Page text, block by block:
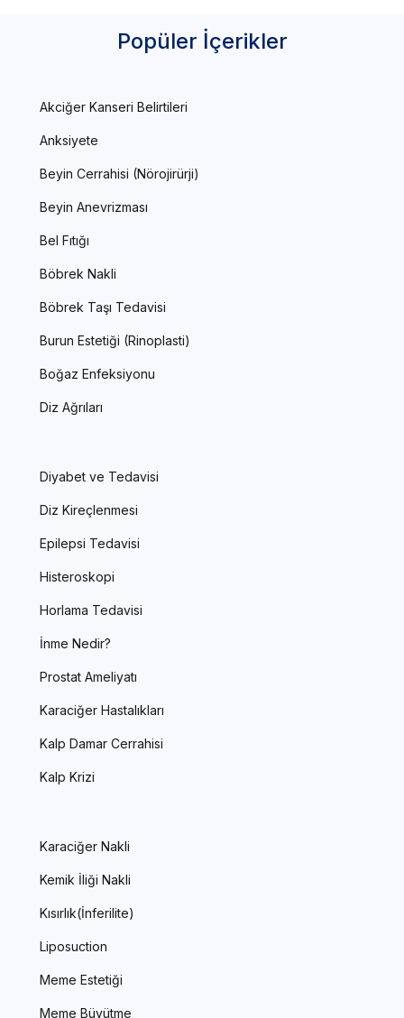
Popüler İçerikler
Akciğer Kanseri Belirtileri
Anksiyete
Beyin Cerrahisi (Nörojirürji)
Beyin Anevrizması
Bel Fıtığı
Böbrek Nakli
Böbrek Taşı Tedavisi
Burun Estetiği (Rinoplasti)
Boğaz Enfeksiyonu
Diz Ağrıları
Diyabet ve Tedavisi
Diz Kireçlenmesi
Epilepsi Tedavisi
Histeroskopi
Horlama Tedavisi
İnme Nedir?
Prostat Ameliyatı
Karaciğer Hastalıkları
Kalp Damar Cerrahisi
Kalp Krizi
Karaciğer Nakli
Kemik İliği Nakli
Kısırlık(İnferilite)
Liposuction
Meme Estetiği
Meme Büyütme